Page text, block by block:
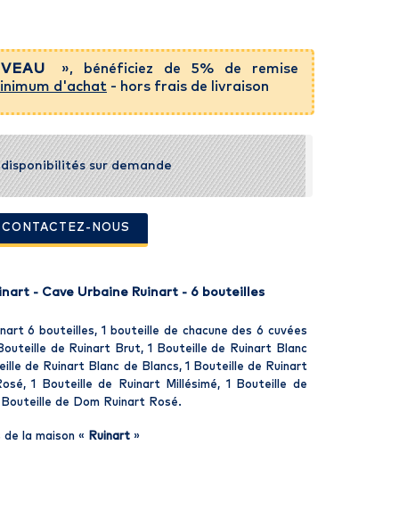
», bénéficiez de 5% de remise
d'achat - hors frais de livraison
sur demande
NOUS
- Cave Urbaine Ruinart - 6 bouteilles
6 bouteilles, 1 bouteille de chacune des 6 cuvées
de Ruinart Brut, 1 Bouteille de Ruinart Blanc
de Ruinart Blanc de Blancs, 1 Bouteille de Ruinart
1 Bouteille de Ruinart Millésimé, 1 Bouteille de
de Dom Ruinart Rosé.
la maison « Ruinart »